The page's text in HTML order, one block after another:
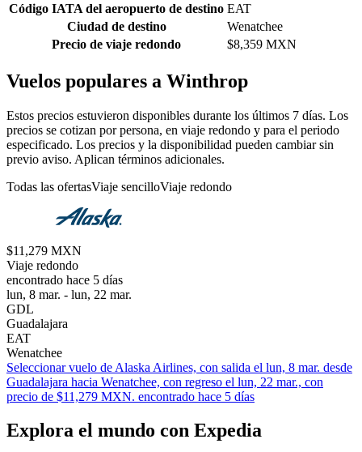
Código IATA del aeropuerto de destino EAT
Ciudad de destino
Wenatchee
Precio de viaje redondo
$8,359 MXN
Vuelos populares a Winthrop
Estos precios estuvieron disponibles durante los últimos 7 días. Los
precios se cotizan por persona, en viaje redondo y para el periodo
especificado. Los precios y la disponibilidad pueden cambiar sin
previo aviso. Aplican términos adicionales.
Todas las ofertasViaje sencilloViaje redondo
$11,279 MXN
Viaje redondo
encontrado hace 5 días
lun, 8 mar. - lun, 22 mar.
GDL
Guadalajara
EAT
Wenatchee
Seleccionar vuelo de Alaska Airlines, con salida el lun, 8 mar. desde
Guadalajara hacia Wenatchee, con regreso el lun, 22 mar., con
precio de $11,279 MXN. encontrado hace 5 días
Explora el mundo con Expedia